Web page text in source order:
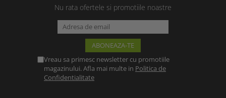
Nu rata ofertele si promotiile noastre
Vreau sa primesc newsletter cu promotiile
magazinului. Afla mai multe in Politica de
Confidentialitate